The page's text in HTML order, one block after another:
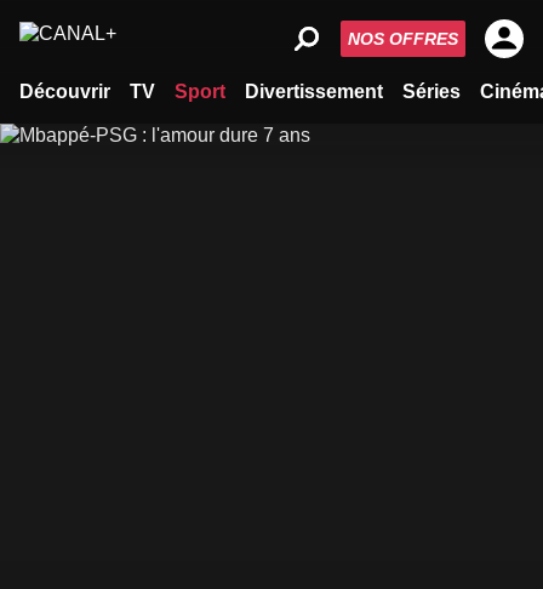
Découvrir TV Sport Divertissement Séries
NOS OFFRES